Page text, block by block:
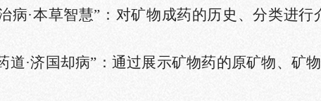
病·本草智慧”：对矿物成药的历史、分类进
道·济国却病”：通过展示矿物药的原矿物、